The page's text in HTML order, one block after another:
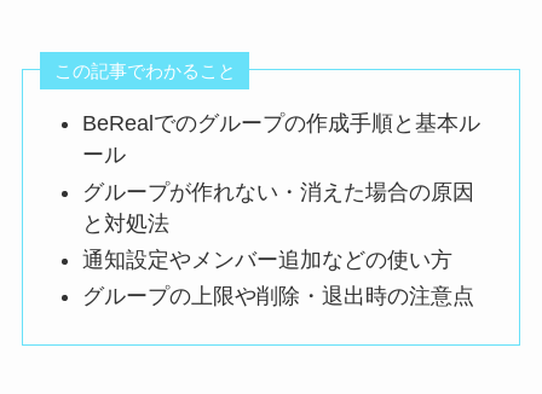
この記事でわかること
BeRealでのグループの作成手順と基本ル
ール
グループが作れない・消えた場合の原因
と対処法
通知設定やメンバー追加などの使い方
グループの上限や削除・退出時の注意点